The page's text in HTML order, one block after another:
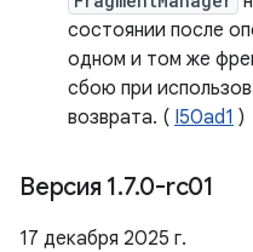
состоянии после
одном и том же
сбою при
возврата. ( I50ad1 )
Версия 1.7.0-rc01
17 декабря 2025 г.